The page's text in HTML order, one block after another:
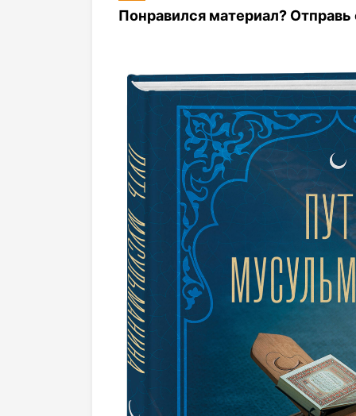
Понравился материал?